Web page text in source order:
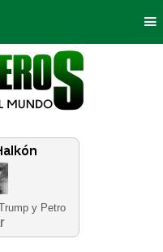
y Petro
Bogotá
Deportes
Neira